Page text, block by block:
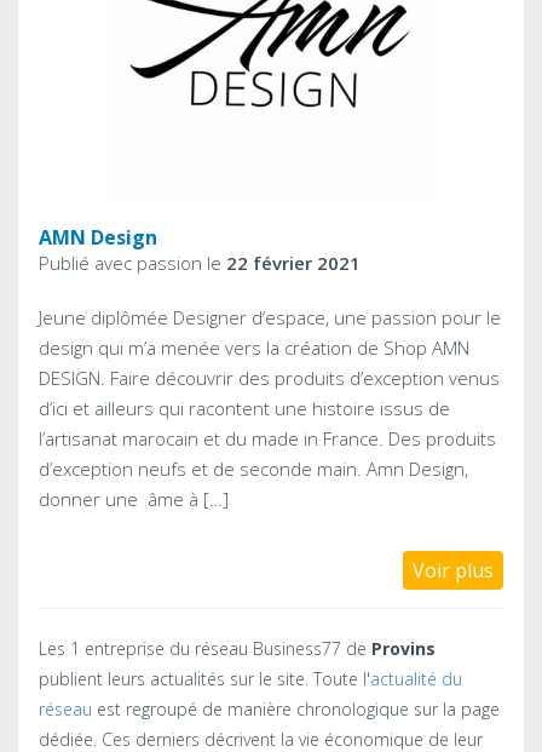
AMN Design
Publié avec passion le 22 février 2021
Jeune diplômée Designer d’espace, une passion pour le
design qui m’a menée vers la création de Shop AMN
DESIGN. Faire découvrir des produits d’exception venus
d’ici et ailleurs qui racontent une histoire issus de
l’artisanat marocain et du made in France. Des produits
d’exception neufs et de seconde main. Amn Design,
donner une âme à […]
Voir plus
Les 1 entreprise du réseau Business77 de Provins
publient leurs actualités sur le site. Toute l'actualité du
réseau est regroupé de manière chronologique sur la page
dédiée. Ces derniers décrivent la vie économique de leur